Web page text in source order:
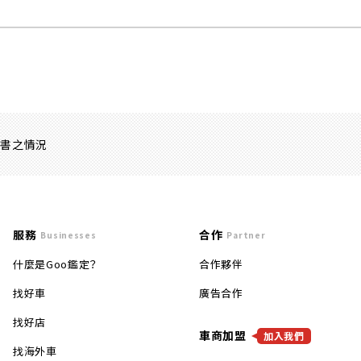
之情況
服務 Businesses
什麼是Goo鑑定？
找好車
找好店
找海外車
合作 Partner
合作夥伴
廣告合作
車商加盟 加入我們